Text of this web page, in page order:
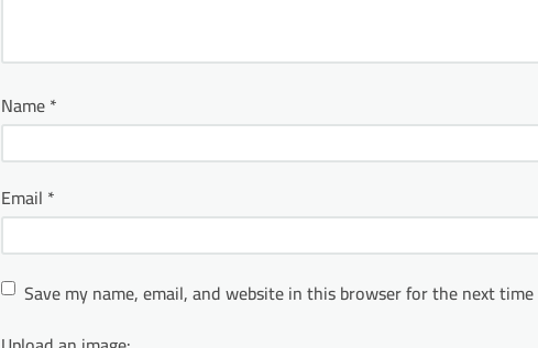
Name*
Email *
Save my name, email, and website in this browser for the next